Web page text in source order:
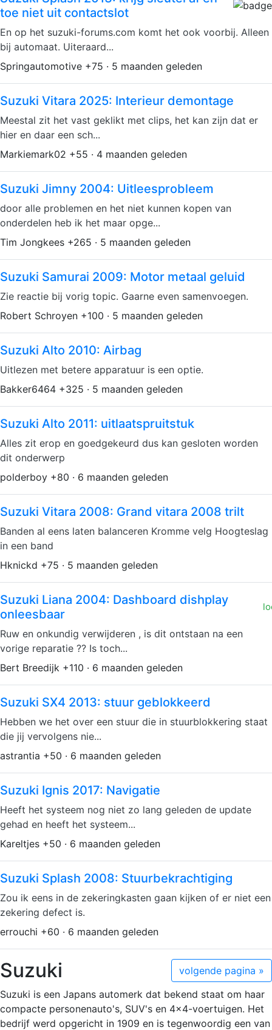
toe niet uit contactslot
En op het suzuki-forums.com komt het ook voorbij. Alleen
bij automaat. Uiteraard...
Springautomotive +75 · 5 maanden geleden
Suzuki Vitara 2025: Interieur demontage
Meestal zit het vast geklikt met clips, het kan zijn dat er
hier en daar een sch...
Markiemark02 +55 · 4 maanden geleden
Suzuki Jimny 2004: Uitleesprobleem
door alle problemen en het niet kunnen kopen van
onderdelen heb ik het maar opge...
Tim Jongkees +265 · 5 maanden geleden
Suzuki Samurai 2009: Motor metaal geluid
Zie reactie bij vorig topic. Gaarne even samenvoegen.
Robert Schroyen +100 · 5 maanden geleden
Suzuki Alto 2010: Airbag
Uitlezen met betere apparatuur is een optie.
Bakker6464 +325 · 5 maanden geleden
Suzuki Alto 2011: uitlaatspruitstuk
Alles zit erop en goedgekeurd dus kan gesloten worden
dit onderwerp
polderboy +80 · 6 maanden geleden
Suzuki Vitara 2008: Grand vitara 2008 trilt
Banden al eens laten balanceren Kromme velg Hoogteslag
in een band
Hknickd +75 · 5 maanden geleden
Suzuki Liana 2004: Dashboard dishplay
onleesbaar
Ruw en onkundig verwijderen , is dit ontstaan na een
vorige reparatie ?? Is toch...
Bert Breedijk +110 · 6 maanden geleden
Suzuki SX4 2013: stuur geblokkeerd
Hebben we het over een stuur die in stuurblokkering staat
die jij vervolgens nie...
astrantia +50 · 6 maanden geleden
Suzuki Ignis 2017: Navigatie
Heeft het systeem nog niet zo lang geleden de update
gehad en heeft het systeem...
Kareltjes +50 · 6 maanden geleden
Suzuki Splash 2008: Stuurbekrachtiging
Zou ik eens in de zekeringkasten gaan kijken of er niet een
zekering defect is.
errouchi +60 · 6 maanden geleden
volgende pagina »
Suzuki
Suzuki is een Japans automerk dat bekend staat om haar
compacte personenauto's, SUV's en 4x4-voertuigen. Het
bedrijf werd opgericht in 1909 en is tegenwoordig een van